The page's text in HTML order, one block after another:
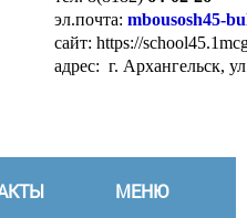
эл.почта: mbousosh45-
сайт: https://
адрес: г. Архангельск,
МЕНЮ